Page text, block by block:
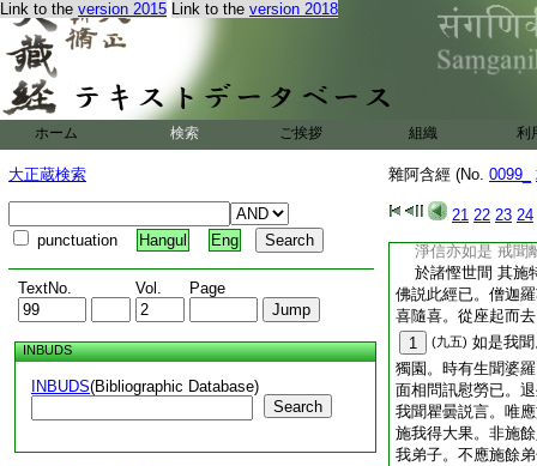
Link to the version 2015 Link to the version 2018
ホーム 検索 ご挨拶 組織 利
大正蔵検索
punctuation Hangul Eng
TextNo. Vol. Page
INBUDS
INBUDS(Bibliographic Database)
Search
雜阿含經 (No. 0099_
21 22 23 24
羅門白佛。云何善
婆羅門。譬如明月
明。乃至月滿一切
來法律得淨信心。
行。行口善行。行
壞命終。化生天上
如月。爾時世尊。
譬如月無垢 周行
淨信亦如是 戒聞
於諸慳世間 其施
佛説此經已。僧迦
喜隨喜。從座起而去
1
(九五) 如是我
獨園。時有生聞婆
面相問訊慰勞已。
我聞瞿曇説言。唯
施我得大果。非施
我弟子。不應施餘